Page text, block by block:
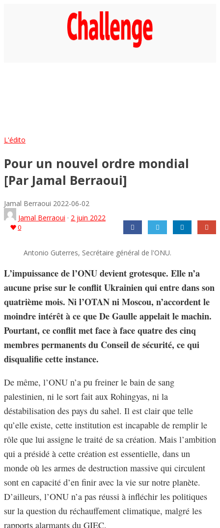
L'édito
Pour un nouvel ordre mondial
[Par Jamal Berraoui]
Jamal Berraoui 2022-06-02
Jamal Berraoui · 2 juin 2022
0
Antonio Guterres, Secrétaire général de l'ONU.
L’impuissance de l’ONU devient grotesque. Elle n’a
aucune prise sur le conflit Ukrainien qui entre dans son
quatrième mois. Ni l’OTAN ni Moscou, n’accordent le
moindre intérêt à ce que De Gaulle appelait le machin.
Pourtant, ce conflit met face à face quatre des cinq
membres permanents du Conseil de sécurité, ce qui
disqualifie cette instance.
De même, l’ONU n’a pu freiner le bain de sang
palestinien, ni le sort fait aux Rohingyas, ni la
déstabilisation des pays du sahel. Il est clair que telle
qu’elle existe, cette institution est incapable de remplir le
rôle que lui assigne le traité de sa création. Mais l’ambition
qui a présidé à cette création est essentielle, dans un
monde où les armes de destruction massive qui circulent
sont en capacité d’en finir avec la vie sur notre planète.
D’ailleurs, l’ONU n’a pas réussi à infléchir les politiques
sur la question du réchauffement climatique, malgré les
rapports alarmants du GIEC.